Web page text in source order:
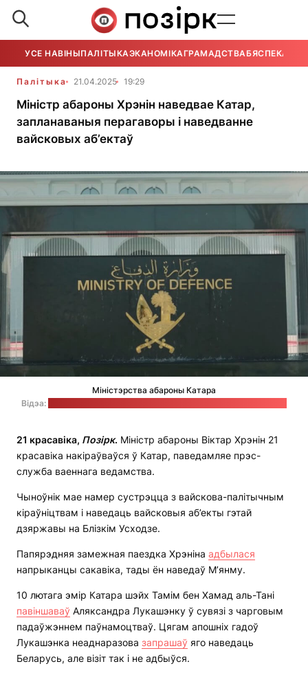
УСЕ НАВІНЫПАЛІТЫКАЭКАНОМІКАГРАМАДСТВАБЯСПЕКА
Палітыка 21.04.2025 19:29
Міністр абароны Хрэнін наведвае Катар,
запланаваныя перагаворы і наведванне
вайсковых аб’ектаў
Міністэрства абароны Катара
Відэа:
21 красавіка, Позірк. Міністр абароны Віктар Хрэнін 21
красавіка накіраўваўся ў Катар, паведамляе прэс-
служба ваеннага ведамства.
Чыноўнік мае намер сустрэцца з вайскова-палітычным
кіраўніцтвам і наведаць вайсковыя аб’екты гэтай
дзяржавы на Блізкім Усходзе.
Папярэдняя замежная паездка Хрэніна адбылася
напрыканцы сакавіка, тады ён наведаў М’янму.
10 лютага эмір Катара шэйх Тамім бен Хамад аль-Тані
павіншаваў Аляксандра Лукашэнку ў сувязі з чарговым
падаўжэннем паўнамоцтваў. Цягам апошніх гадоў
Лукашэнка неаднаразова запрашаў яго наведаць
Беларусь, але візіт так і не адбыўся.